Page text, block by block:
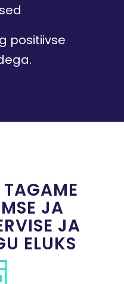
positiivse
JA
JA
ELUKS